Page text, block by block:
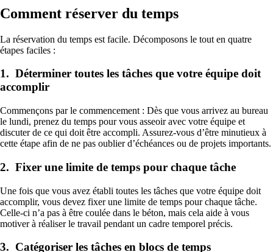
Comment réserver du temps
La réservation du temps est facile. Décomposons le tout en quatre
étapes faciles :
1. Déterminer toutes les tâches que votre équipe doit
accomplir
Commençons par le commencement : Dès que vous arrivez au bureau
le lundi, prenez du temps pour vous asseoir avec votre équipe et
discuter de ce qui doit être accompli. Assurez-vous d’être minutieux à
cette étape afin de ne pas oublier d’échéances ou de projets importants.
2. Fixer une limite de temps pour chaque tâche
Une fois que vous avez établi toutes les tâches que votre équipe doit
accomplir, vous devez fixer une limite de temps pour chaque tâche.
Celle-ci n’a pas à être coulée dans le béton, mais cela aide à vous
motiver à réaliser le travail pendant un cadre temporel précis.
3. Catégoriser les tâches en blocs de temps